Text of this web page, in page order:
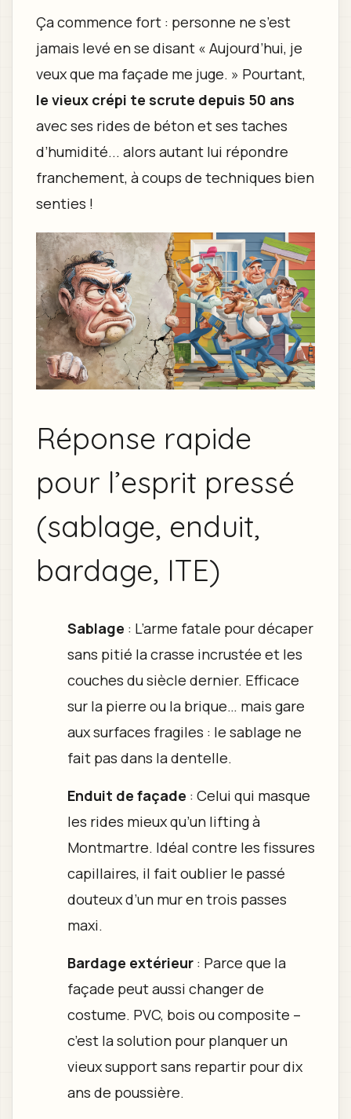
Ça commence fort : personne ne s’est
jamais levé en se disant « Aujourd’hui, je
veux que ma façade me juge. » Pourtant,
le vieux crépi te scrute depuis 50 ans
avec ses rides de béton et ses taches
d’humidité... alors autant lui répondre
franchement, à coups de techniques bien
senties !
Réponse rapide
pour l’esprit pressé
(sablage, enduit,
bardage, ITE)
Sablage : L’arme fatale pour décaper
sans pitié la crasse incrustée et les
couches du siècle dernier. Efficace
sur la pierre ou la brique… mais gare
aux surfaces fragiles : le sablage ne
fait pas dans la dentelle.
Enduit de façade : Celui qui masque
les rides mieux qu’un lifting à
Montmartre. Idéal contre les fissures
capillaires, il fait oublier le passé
douteux d’un mur en trois passes
maxi.
Bardage extérieur: Parce que la
façade peut aussi changer de
costume. PVC, bois ou composite –
c’est la solution pour planquer un
vieux support sans repartir pour dix
ans de poussière.